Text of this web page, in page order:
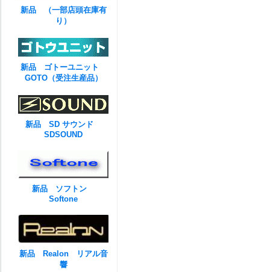
新品 （一部店頭在庫有
り）
新品 ゴトーユニット
GOTO（受注生産品）
新品 SD サウンド
SDSOUND
新品 ソフトン
Softone
新品 Realon リアル音
響